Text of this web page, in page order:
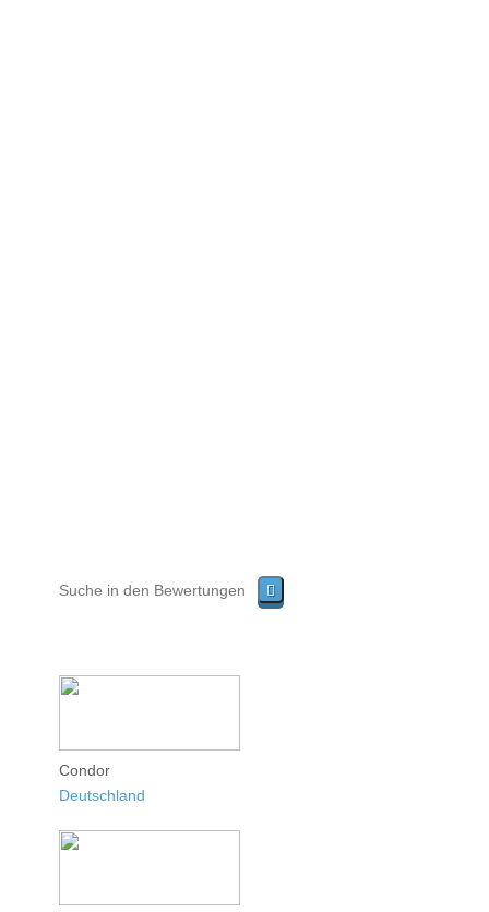
Condor
Deutschland